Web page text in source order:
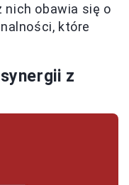
nich obawia się o
które
z